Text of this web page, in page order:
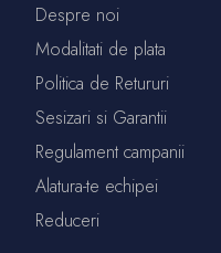
Despre noi
Modalitati de plata
Politica de Retururi
Sesizari si Garantii
Regulament campanii
Alatura-te echipei
Reduceri